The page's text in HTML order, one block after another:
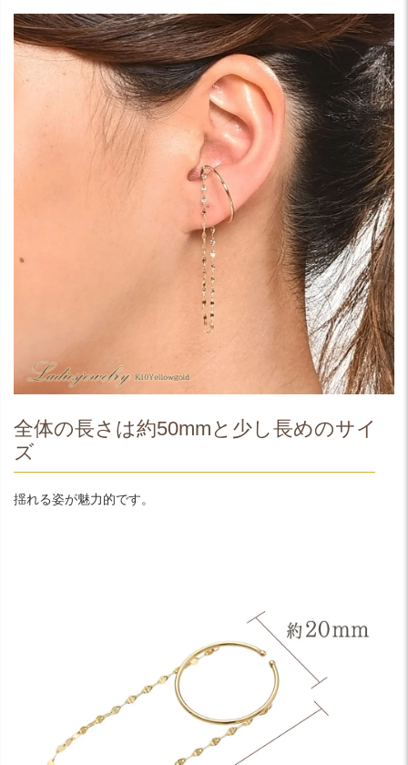
全体の長さは約50mmと少し長めのサイ
ズ
揺れる姿が魅力的です。